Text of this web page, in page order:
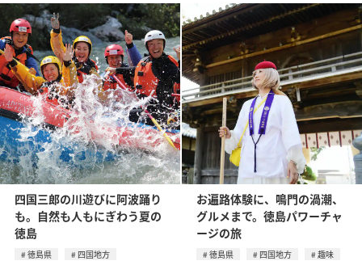
四国三郎の川遊びに阿波踊り
も。自然も人もにぎわう夏の
徳島
徳島県
四国地方
お遍路体験に、鳴門の渦潮、
グルメまで。徳島パワーチャ
ージの旅
徳島県 四国地方
趣味